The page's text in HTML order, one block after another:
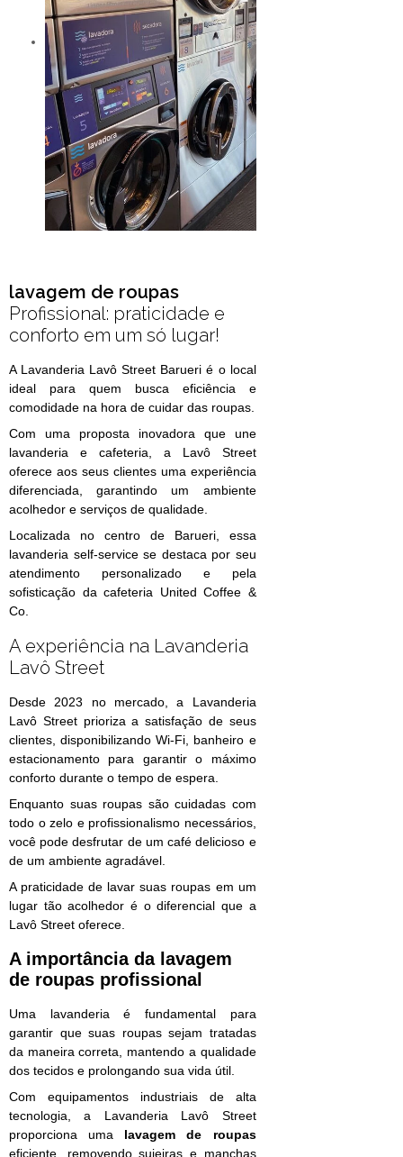
lavagem de roupas
Profissional: praticidade e
conforto em um só lugar!
A Lavanderia Lavô Street Barueri é o local
ideal para quem busca eficiência e
comodidade na hora de cuidar das roupas.
Com uma proposta inovadora que une
lavanderia e cafeteria, a Lavô Street
oferece aos seus clientes uma experiência
diferenciada, garantindo um ambiente
acolhedor e serviços de qualidade.
Localizada no centro de Barueri, essa
lavanderia self-service se destaca por seu
atendimento personalizado e pela
sofisticação da cafeteria United Coffee &
Co.
A experiência na Lavanderia
Lavô Street
Desde 2023 no mercado, a Lavanderia
Lavô Street prioriza a satisfação de seus
clientes, disponibilizando Wi-Fi, banheiro e
estacionamento para garantir o máximo
conforto durante o tempo de espera.
Enquanto suas roupas são cuidadas com
todo o zelo e profissionalismo necessários,
você pode desfrutar de um café delicioso e
de um ambiente agradável.
A praticidade de lavar suas roupas em um
lugar tão acolhedor é o diferencial que a
Lavô Street oferece.
A importância da lavagem
de roupas profissional
Uma lavanderia é fundamental para
garantir que suas roupas sejam tratadas
da maneira correta, mantendo a qualidade
dos tecidos e prolongando sua vida útil.
Com equipamentos industriais de alta
tecnologia, a Lavanderia Lavô Street
proporciona uma lavagem de roupas
eficiente, removendo sujeiras e manchas